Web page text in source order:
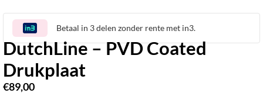
Betaal in 3 delen zonder rente met in3.
DutchLine – PVD Coated
Drukplaat
€89,00